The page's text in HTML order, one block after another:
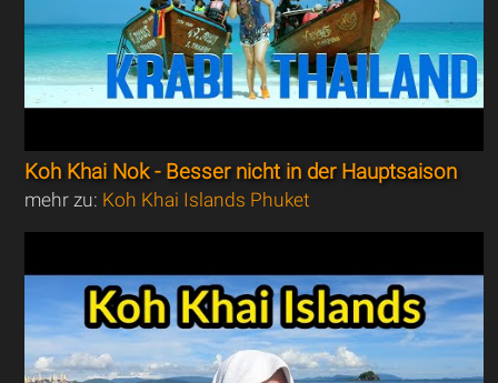
Koh Khai Nok - Besser nicht in der Hauptsaison
mehr zu: Koh Khai Islands Phuket